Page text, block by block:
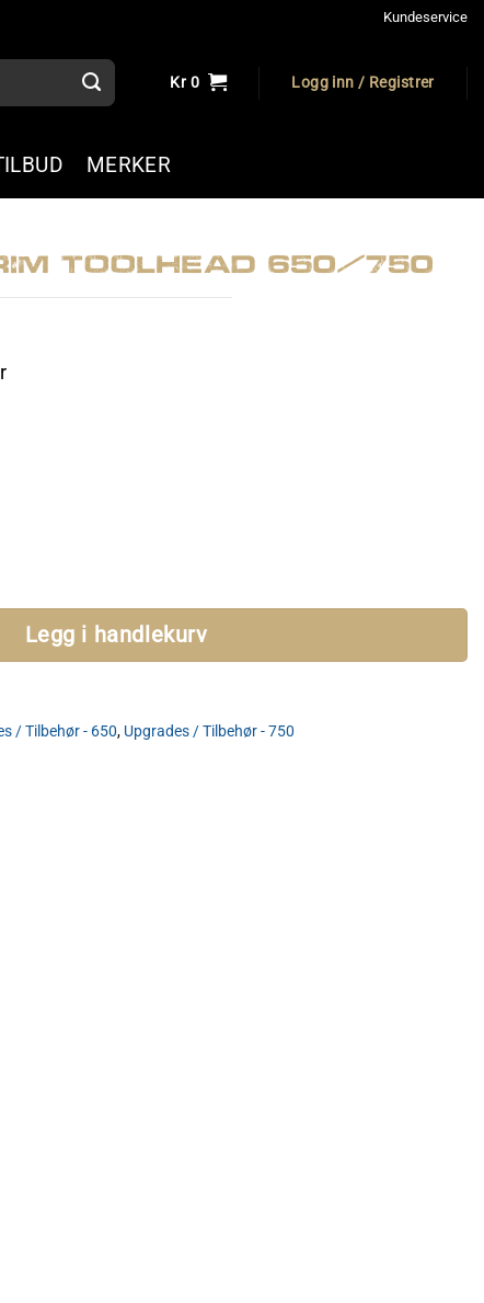
Kundeservice
Kr0 Logg inn / Registrer
MERKER
Toolhead 650/750
750 antall
Legg i handlekurv
/ Tilbehør - 650, Upgrades / Tilbehør - 750